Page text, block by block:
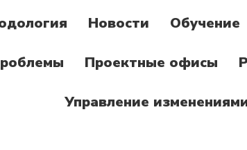
Новости Обучение
Проектные офисы
Управление